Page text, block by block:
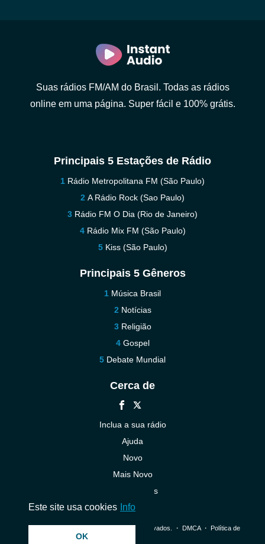
Suas rádios FM/AM do Brasil. Todas as rádios
online em uma página. Super fácil e 100% grátis.
Principais 5 Estações de Rádio
Rádio Metropolitana FM (São Paulo)
A Rádio Rock (Sao Paulo)
Rádio FM O Dia (Rio de Janeiro)
Rádio Mix FM (São Paulo)
Kiss (São Paulo)
Principais 5 Gêneros
Música Brasil
Notícias
Religião
Gospel
Debate Mundial
Cerca de
Inclua a sua rádio
Ajuda
Novo
Mais Novo
Contacte-nos
© 2026 InstantAudio. Todos os direitos reservados. ・ DMCA・ Política de
Este site usa cookies Info
OK